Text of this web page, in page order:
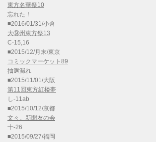
東方名華祭10
忘れた！
■2016/01/31/小倉
大⑨州東方祭13
C-15,16
■2015/12/月末/東京
コミックマーケット89
抽選漏れ
■2015/11/01/大阪
第11回東方紅楼夢
し-11ab
■2015/10/12/京都
文々。新聞友の会
十-26
■2015/09/27/福岡